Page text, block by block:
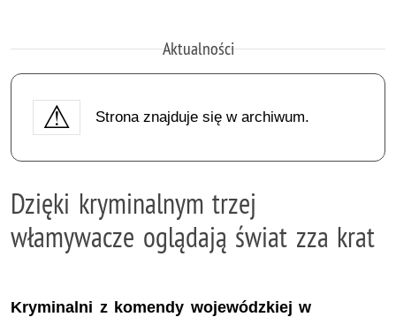
Aktualności
Strona znajduje się w archiwum.
Dzięki kryminalnym trzej
włamywacze oglądają świat zza krat
Kryminalni z komendy wojewódzkiej w